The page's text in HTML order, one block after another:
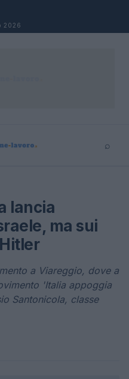
2026
⌕
lancia
ma sui
a Viareggio, dove a
'Italia appoggia
Santonicola, classe